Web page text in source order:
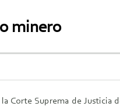
minero
Corte Suprema de